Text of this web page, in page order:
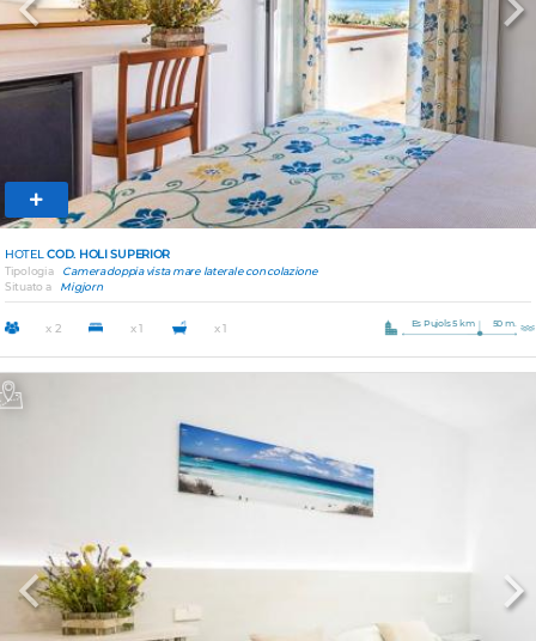
Previous
HOTELCOD. HOLI SUPERIOR
Tipologia
Camera doppia vista mare laterale con colazione
Situato a
Migjorn
x 2 x 1 x 1 Es Pujols 5 km 50 m.
Previous